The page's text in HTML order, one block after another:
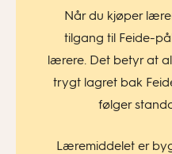
Når du kjøper
tilgang til Feide-
lærere. Det betyr at
trygt lagret bak
følger
Læremiddelet er